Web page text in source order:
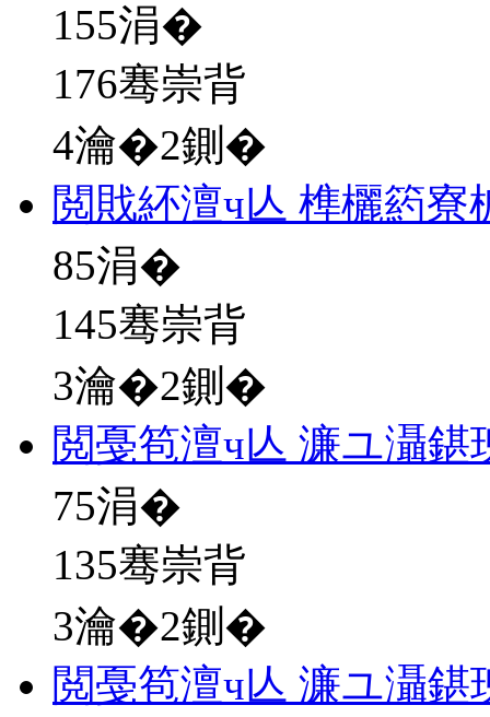
155涓�
176骞崇背
4瀹�2鍘�
閲戝紑澶ч亾 榫欐箹寮
85涓�
145骞崇背
3瀹�2鍘�
閲戞笣澶ч亾 濂ユ灄鍖
75涓�
135骞崇背
3瀹�2鍘�
閲戞笣澶ч亾 濂ユ灄鍖